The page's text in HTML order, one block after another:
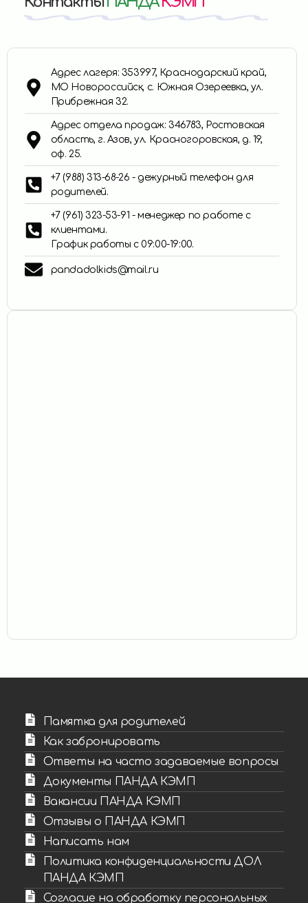
Адрес лагеря: 353997, Краснодарский край,
МО Новороссийск, с. Южная Озереевка, ул.
Прибрежная 32.
Адрес отдела продаж: 346783, Ростовская
область, г. Азов, ул. Красногоровская, д. 19,
оф. 25.
+7 (988) 313-68-26 - дежурный телефон для
родителей.
+7 (961) 323-53-91 - менеджер по работе с
клиентами.
График работы с 09:00-19:00.
pandadolkids@mail.ru
Памятка для родителей
Как забронировать
Ответы на часто задаваемые вопросы
Документы ПАНДА КЭМП
Вакансии ПАНДА КЭМП
Отзывы о ПАНДА КЭМП
Написать нам
Политика конфиденциальности ДОЛ
ПАНДА КЭМП
Согласие на обработку персональных